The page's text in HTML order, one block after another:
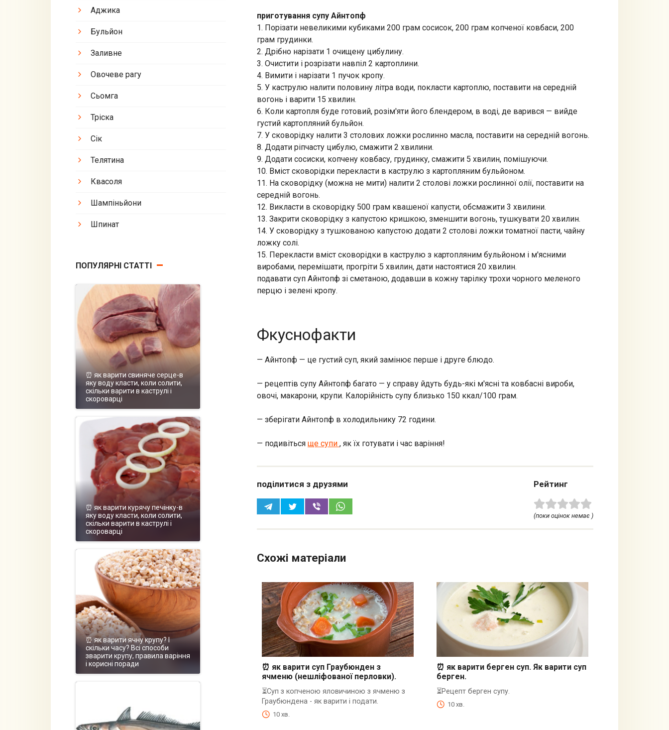
приготування супу Айнтопф
1. Порізати невеликими кубиками 200 грам сосисок, 200 грам копченої ковбаси, 200
грам грудинки.
2. Дрібно нарізати 1 очищену цибулину.
3. Очистити і розрізати навпіл 2 картоплини.
4. Вимити і нарізати 1 пучок кропу.
5. У каструлю налити половину літра води, покласти картоплю, поставити на середній
вогонь і варити 15 хвилин.
6. Коли картопля буде готовий, розім'яти його блендером, в воді, де варився — вийде
густий картопляний бульйон.
7. У сковорідку налити 3 столових ложки рослинно масла, поставити на середній вогонь.
8. Додати ріпчасту цибулю, смажити 2 хвилини.
9. Додати сосиски, копчену ковбасу, грудинку, смажити 5 хвилин, помішуючи.
10. Вміст сковорідки перекласти в каструлю з картопляним бульйоном.
11. На сковорідку (можна не мити) налити 2 столові ложки рослинної олії, поставити на
середній вогонь.
12. Викласти в сковорідку 500 грам квашеної капусти, обсмажити 3 хвилини.
13. Закрити сковорідку з капустою кришкою, зменшити вогонь, тушкувати 20 хвилин.
14. У сковорідку з тушкованою капустою додати 2 столові ложки томатної пасти, чайну
ложку солі.
15. Перекласти вміст сковорідки в каструлю з картопляним бульйоном і м'ясними
виробами, перемішати, прогріти 5 хвилин, дати настоятися 20 хвилин.
подавати суп Айнтопф зі сметаною, додавши в кожну тарілку трохи чорного меленого
перцю і зелені кропу.
Фкуснофакти
— Айнтопф — це густий суп, який замінює перше і друге блюдо.
— рецептів супу Айнтопф багато — у справу йдуть будь-які м'ясні та ковбасні вироби,
овочі, макарони, крупи. Калорійність супу близько 150 ккал/100 грам.
— зберігати Айнтопф в холодильнику 72 години.
— подивіться ще супи , як їх готувати і час варіння!
поділитися з друзями Рейтинг
(поки оцінок немає )
Схожі матеріали
⏰ як варити суп Граубюнден з
ячменю (нешліфованої перловки).
⏳Суп з копченою яловичиною з ячменю з
Граубюндена - як варити і подати.
10 хв.
⏰ як варити берген суп. Як варити суп
берген.
⏳Рецепт берген супу.
10 хв.
Аджика
Бульйон
Заливне
Овочеве рагу
Сьомга
Тріска
Сік
Телятина
Квасоля
Шампіньйони
Шпинат
ПОПУЛЯРНІ СТАТТІ
⏰ як варити свиняче серце-в
яку воду класти, коли солити,
скільки варити в каструлі і
скороварці
⏰ як варити курячу печінку-в
яку воду класти, коли солити,
скільки варити в каструлі і
скороварці
⏰ як варити ячну крупу? І
скільки часу? Всі способи
зварити крупу, правила варіння
і корисні поради